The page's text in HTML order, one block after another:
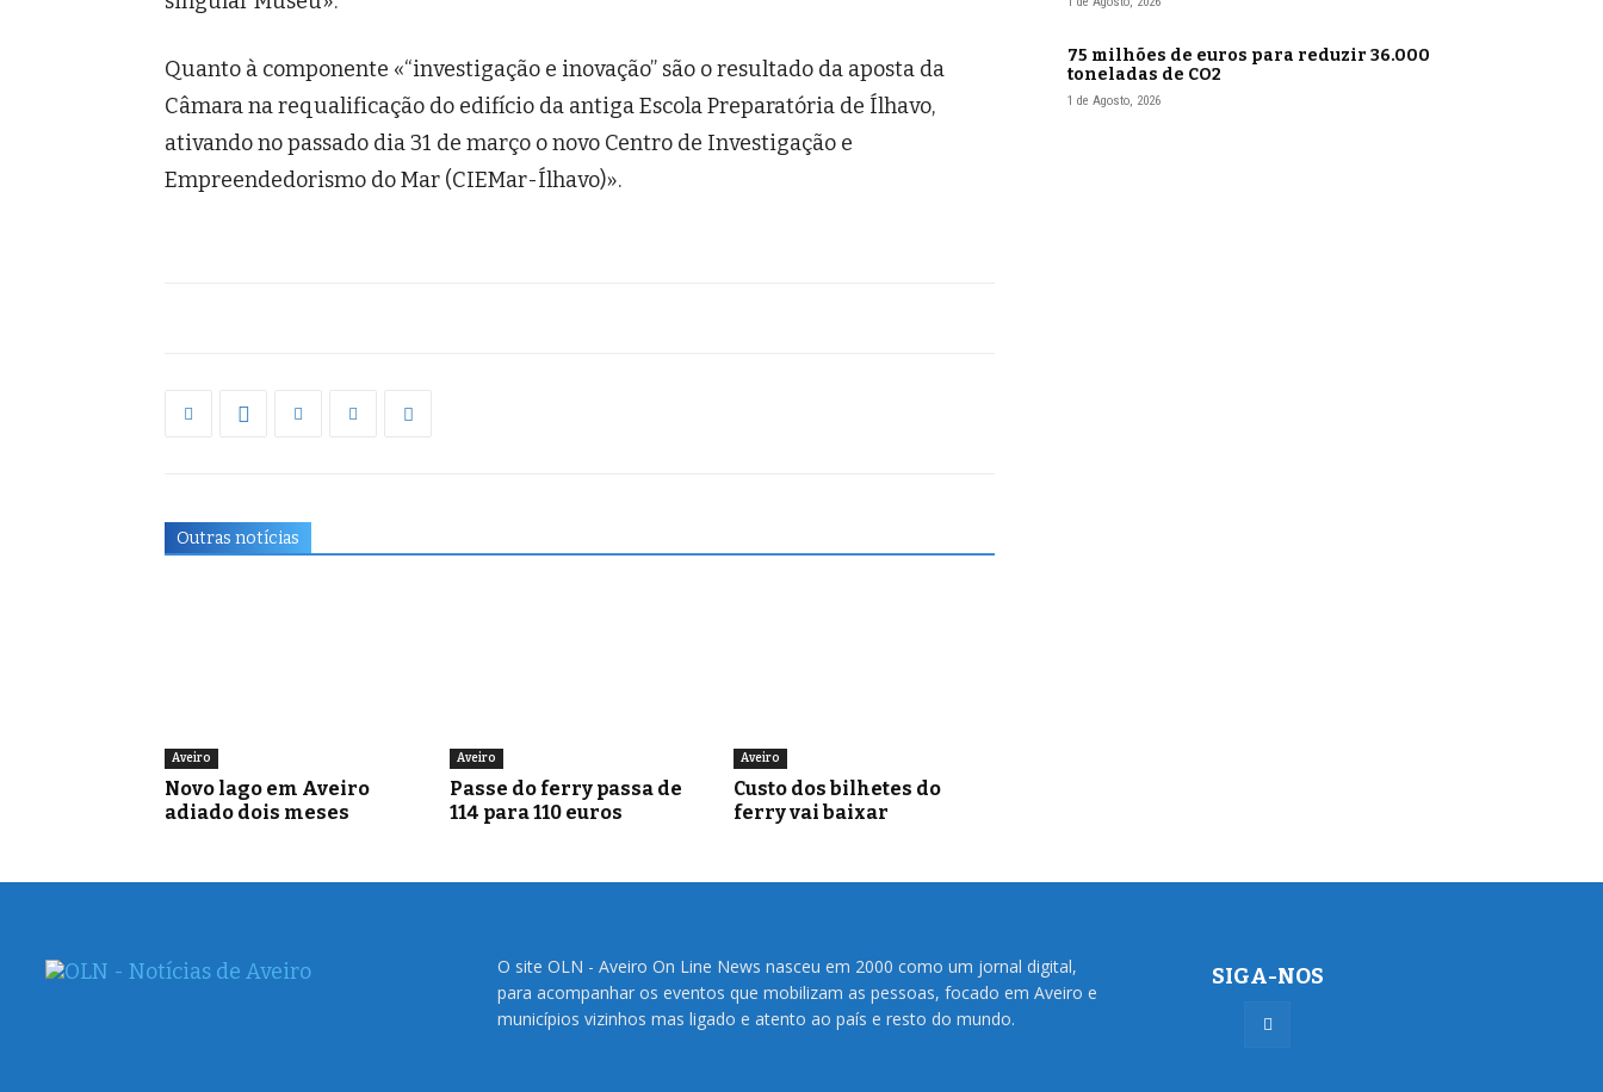
Quanto à componente «“investigação e inovação” são o resultado da aposta da
Câmara na requalificação do edifício da antiga Escola Preparatória de Ílhavo,
ativando no passado dia 31 de março o novo Centro de Investigação e
Empreendedorismo do Mar (CIEMar-Ílhavo)».
Outras notícias
Aveiro
Novo lago em Aveiro
adiado dois meses
Aveiro
Passe do ferry passa de
114 para 110 euros
Aveiro
Custo dos bilhetes do
ferry vai baixar
75 milhões de euros para reduzir 36.000
toneladas de CO2
1 de Agosto, 2026
O site OLN - Aveiro On Line News nasceu em 2000 como um jornal digital,
para acompanhar os eventos que mobilizam as pessoas, focado em Aveiro e
municípios vizinhos mas ligado e atento ao país e resto do mundo.
SIGA-NOS